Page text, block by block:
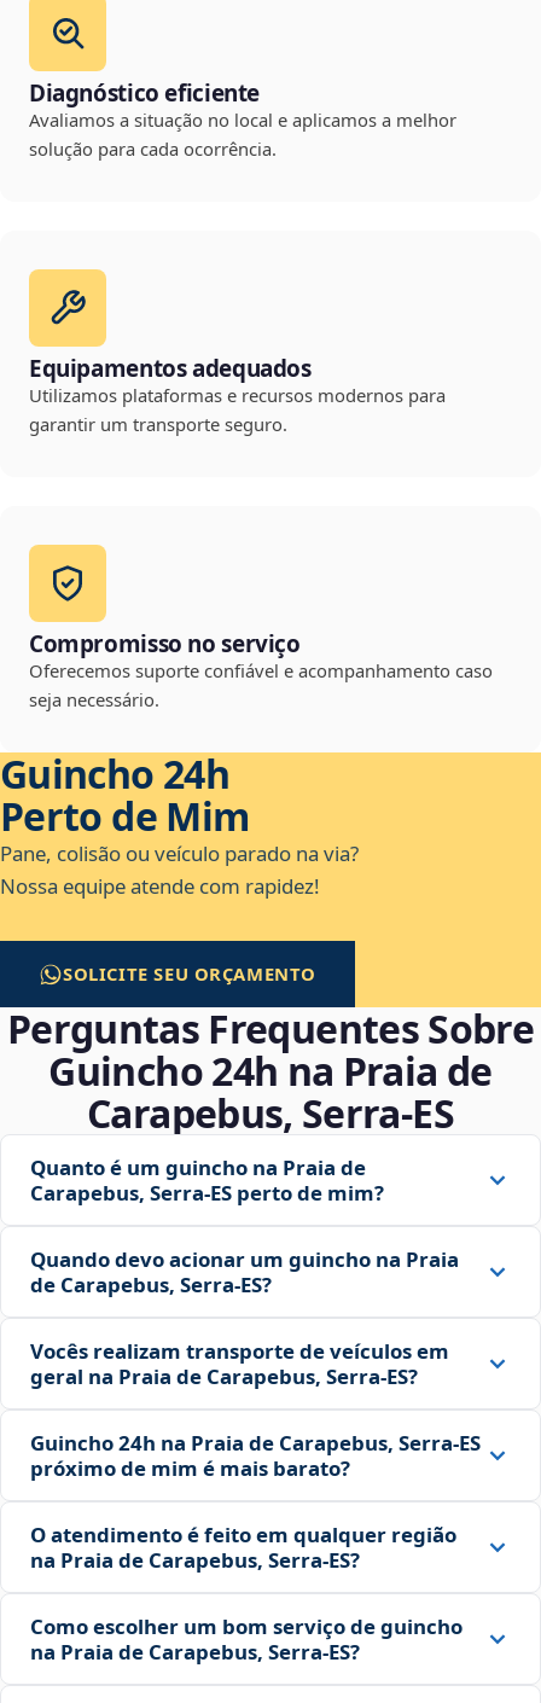
Diagnóstico eficiente
Avaliamos a situação no local e aplicamos a melhor
solução para cada ocorrência.
Equipamentos adequados
Utilizamos plataformas e recursos modernos para
garantir um transporte seguro.
Compromisso no serviço
Oferecemos suporte confiável e acompanhamento caso
seja necessário.
Guincho 24h
Perto de Mim
Pane, colisão ou veículo parado na via?
Nossa equipe atende com rapidez!
SOLICITE SEU ORÇAMENTO
Perguntas Frequentes Sobre
Guincho 24h na Praia de
Carapebus, Serra‑ES
Quanto é um guincho na Praia de
Carapebus, Serra‑ES perto de mim?
Quando devo acionar um guincho na Praia
de Carapebus, Serra‑ES?
Vocês realizam transporte de veículos em
geral na Praia de Carapebus, Serra‑ES?
Guincho 24h na Praia de Carapebus, Serra‑ES
próximo de mim é mais barato?
O atendimento é feito em qualquer região
na Praia de Carapebus, Serra‑ES?
Como escolher um bom serviço de guincho
na Praia de Carapebus, Serra‑ES?